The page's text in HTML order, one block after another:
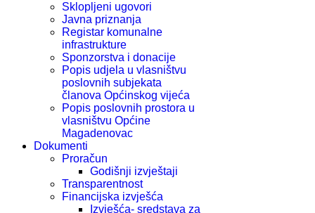
Sklopljeni ugovori
Javna priznanja
Registar komunalne
infrastrukture
Sponzorstva i donacije
Popis udjela u vlasništvu
poslovnih subjekata
članova Općinskog vijeća
Popis poslovnih prostora u
vlasništvu Općine
Magadenovac
Dokumenti
Proračun
Godišnji izvještaji
Transparentnost
Financijska izvješća
Izvješća- sredstava za